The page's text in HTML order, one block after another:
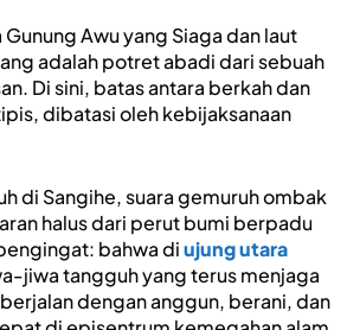
Awu yang Siaga dan laut
adalah potret abadi dari sebuah
Di sini, batas antara berkah dan
dibatasi oleh kebijaksanaan
di Sangihe, suara gemuruh ombak
halus dari perut bumi berpadu
bahwa diujung utara
jiwa tangguh yang terus menjaga
dengan anggun, berani, dan